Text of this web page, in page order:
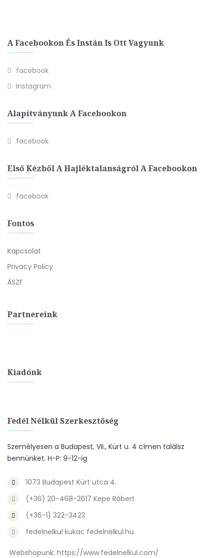
A Facebookon És Instán Is Ott Vagyunk
facebook
Instagram
Alapítványunk A Facebookon
facebook
Első Kézből A Hajléktalanságról A Facebookon
facebook
Fontos
Kapcsolat
Privacy Policy
ÁSZF
Partnereink
Kiadónk
Fedél Nélkül Szerkesztőség
Személyesen a Budapest, VII., Kürt u. 4 címen találsz
bennünket. H-P: 9-12-ig
1073 Budapest Kürt utca 4.
(+36) 20-468-2617 Kepe Róbert
(+36-1) 322-3423
fedelnelkul kukac fedelnelkul.hu
Webshopunk: https://www.fedelnelkul.com/